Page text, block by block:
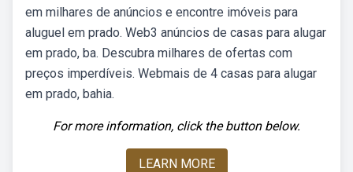
em milhares de anúncios e encontre imóveis para
aluguel em prado. Web3 anúncios de casas para alugar
em prado, ba. Descubra milhares de ofertas com
preços imperdíveis. Webmais de 4 casas para alugar
em prado, bahia.
For more information, click the button below.
LEARN MORE